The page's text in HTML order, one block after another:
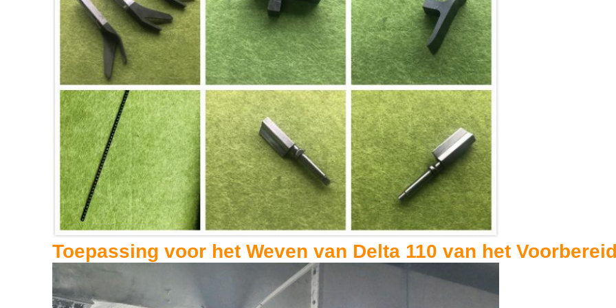
Toepassing voor het Weven van Delta 110 van het